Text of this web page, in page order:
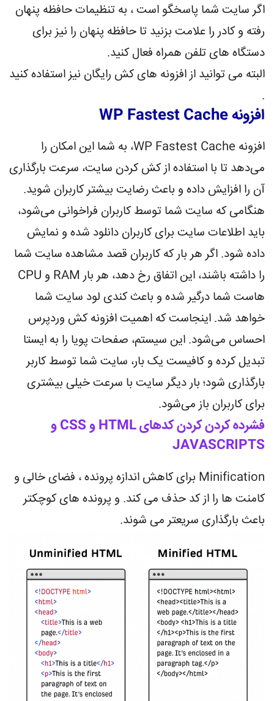
اگر سایت شما پاسخگو است ، به تنظیمات حافظه پنهان
رفته و کادر را علامت بزنید تا حافظه پنهان را نیز برای
دستگاه های تلفن همراه فعال کنید.
البته می توانید از افزونه های کش رایگان نیز استفاده کنید
.
افزونه WP Fastest Cache
افزونه WP Fastest Cache، به شما این امکان را
می‌دهد تا با استفاده از کش کردن سایت، سرعت بارگذاری
آن را افزایش داده و باعث رضایت بیشتر کاربران شوید.
هنگامی که سایت شما توسط کاربران فراخوانی می‌شود،
باید اطلاعات سایت برای کاربران دانلود شده و نمایش
داده شود. اگر هر بار که کاربران قصد مشاهده سایت شما
را داشته باشند، این اتفاق رخ دهد، هر بار RAM و CPU
هاست شما درگیر شده و باعث کندی لود سایت شما
خواهد شد. اینجاست که اهمیت افزونه کش وردپرس
احساس می‌شود. این سیستم، صفحات پویا را به ایستا
تبدیل کرده و کافیست یک بار، سایت شما توسط کاربر
بارگذاری شود؛ بار دیگر سایت با سرعت خیلی بیشتری
برای کاربران باز می‌شود.
فشرده کردن کردن کدهای HTML و CSS و
JAVASCRIPTS
Minification برای کاهش اندازه پرونده ، فضای خالی و
کامنت ها را از کد حذف می کند. و پرونده های کوچکتر
باعث بارگذاری سریعتر می شوند.